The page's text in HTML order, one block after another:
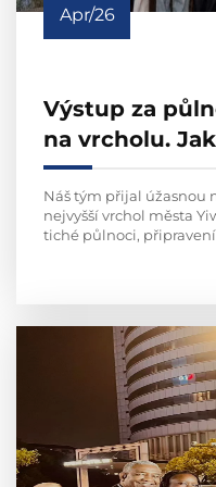
Apr/26
Výstup za
na vrcholu.
dosahujeme
Náš tým přijal úžasnou
nejvyšší vrchol města
tiché půlnoci,